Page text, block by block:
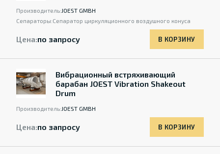
Производитель:JOEST GMBH
Сепараторы:Сепаратор циркуляционного воздушного конуса
Цена:по запросу В КОРЗИНУ
Вибрационный встряхивающий
барабан JOEST Vibration Shakeout
Drum
Производитель:JOEST GMBH
Цена:по запросу В КОРЗИНУ